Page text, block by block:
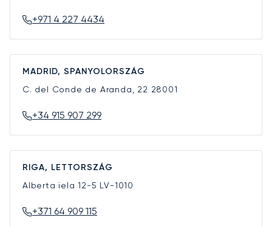
+971 4 227 4434
MADRID, SPANYOLORSZÁG
C. del Conde de Aranda, 22 28001
+34 915 907 299
RIGA, LETTORSZÁG
Alberta iela 12-5 LV-1010
+371 64 909 115